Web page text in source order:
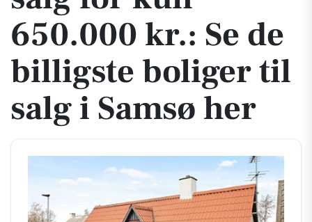
650.000 kr.: Se de
billigste boliger til
salg i Samsø her